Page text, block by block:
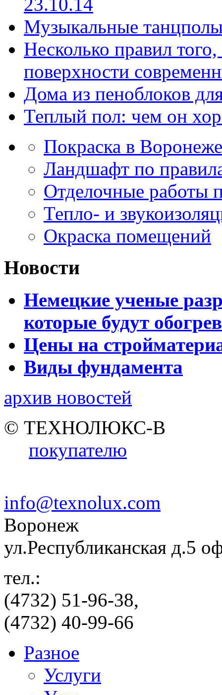
Музыкальные
Несколько правил
поверхности
Дома из пеноблоков
Теплый пол: чем он
Покраска в Воронеже
Ландшафт по
Отделочные работы
Тепло- и
Окраска помещений
Новости
Немецкие ученые
которые будут
Цены на
Виды фундамента
архив новостей
© ТЕХНОЛЮКС-В
покупателю
info@texnolux.com
Воронеж
ул.Республиканская д.5
тел.:
(4732) 51-96-38,
(4732) 40-99-66
Разное
Услуги